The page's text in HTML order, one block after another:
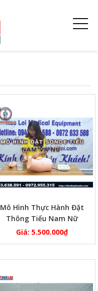
Mô Hình Thực Hành Đặt
Thông Tiểu Nam Nữ
Giá: 5.500.000₫